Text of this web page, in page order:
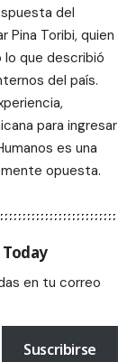
del
Pina Toribi, quien
lo que describió
del país.
para ingresar
es una
opuesta.
Today
en tu correo
Suscribirse